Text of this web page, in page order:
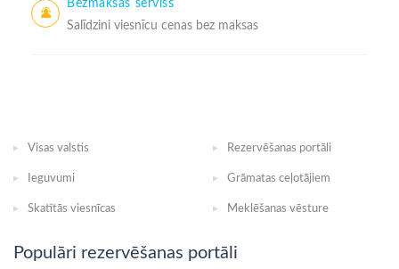
Bezmaksas serviss
Salīdzini viesnīcu cenas bez maksas
Visas valstis Rezervēšanas portāli
Ieguvumi Grāmatas ceļotājiem
Skatītās viesnīcas Meklēšanas vēsture
Populāri rezervēšanas portāli